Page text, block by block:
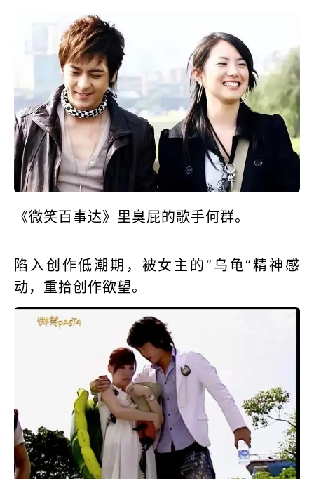
《微笑百事达》里臭屁的歌手何群。
陷入创作低潮期，被女主的“乌龟”精神感
动，重拾创作欲望。